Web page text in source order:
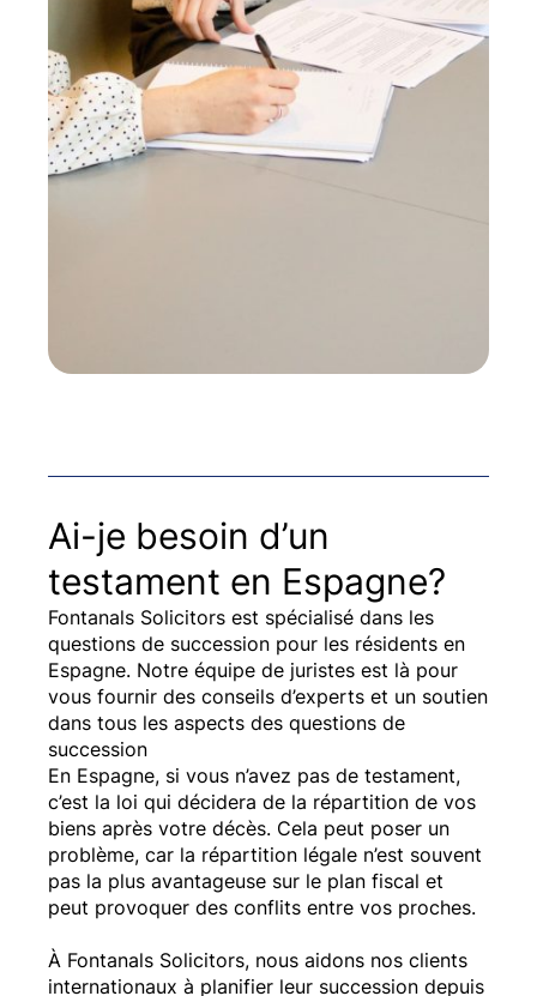
Ai-je besoin d’un
testament en Espagne?
Fontanals Solicitors est spécialisé dans les
questions de succession pour les résidents en
Espagne. Notre équipe de juristes est là pour
vous fournir des conseils d’experts et un soutien
dans tous les aspects des questions de
succession
En Espagne, si vous n’avez pas de testament,
c’est la loi qui décidera de la répartition de vos
biens après votre décès. Cela peut poser un
problème, car la répartition légale n’est souvent
pas la plus avantageuse sur le plan fiscal et
peut provoquer des conflits entre vos proches.
À Fontanals Solicitors, nous aidons nos clients
internationaux à planifier leur succession depuis